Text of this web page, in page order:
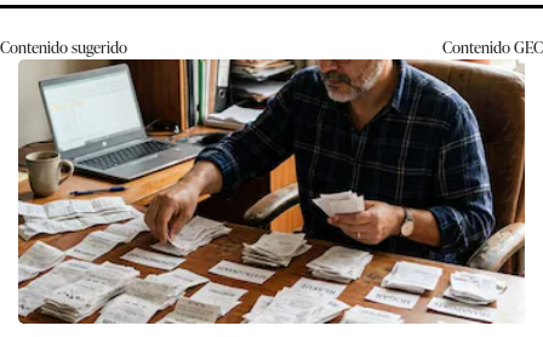
Contenido sugerido ContenidoGEC